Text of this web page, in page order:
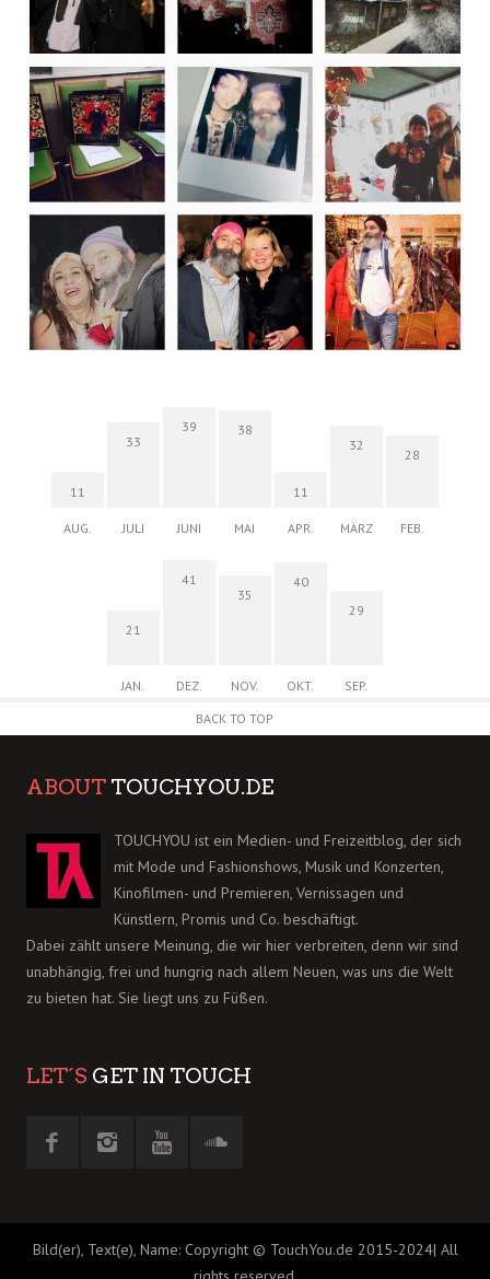
11
AUG.
33
JULI
39
JUNI
38
MAI
11
APR.
32
MÄRZ
28
FEB.
21
JAN.
41
DEZ.
35
NOV.
40
OKT.
29
SEP.
BACK TO TOP
ABOUT TOUCHYOU.DE
TOUCHYOU ist ein Medien- und Freizeitblog, der sich
mit Mode und Fashionshows, Musik und Konzerten,
Kinofilmen- und Premieren, Vernissagen und
Künstlern, Promis und Co. beschäftigt.
Dabei zählt unsere Meinung, die wir hier verbreiten, denn wir sind
unabhängig, frei und hungrig nach allem Neuen, was uns die Welt
zu bieten hat. Sie liegt uns zu Füßen.
LET´S GET IN TOUCH
Bild(er), Text(e), Name: Copyright © TouchYou.de 2015-2024| All